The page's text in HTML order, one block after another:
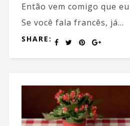
Então vem comigo que
Se você fala francês, já...
SHARE: